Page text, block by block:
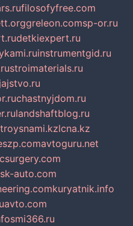
filosofyfree.com
greleon.comsp-or.ru
detkiexpert.ru
instrumentgid.ru
stroimaterials.ru
chastnyjdom.ru
landshaftblog.ru
lcna.kz
avtoguru.net
auto.com
kuryatnik.info
smi366.ru